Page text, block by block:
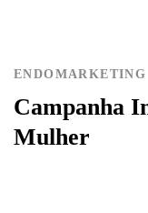
ENDOMARKETING
Campanha
Mulher